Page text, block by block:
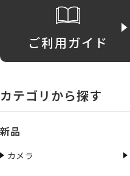
ご利用ガイド
カテゴリから探す
新品
カメラ